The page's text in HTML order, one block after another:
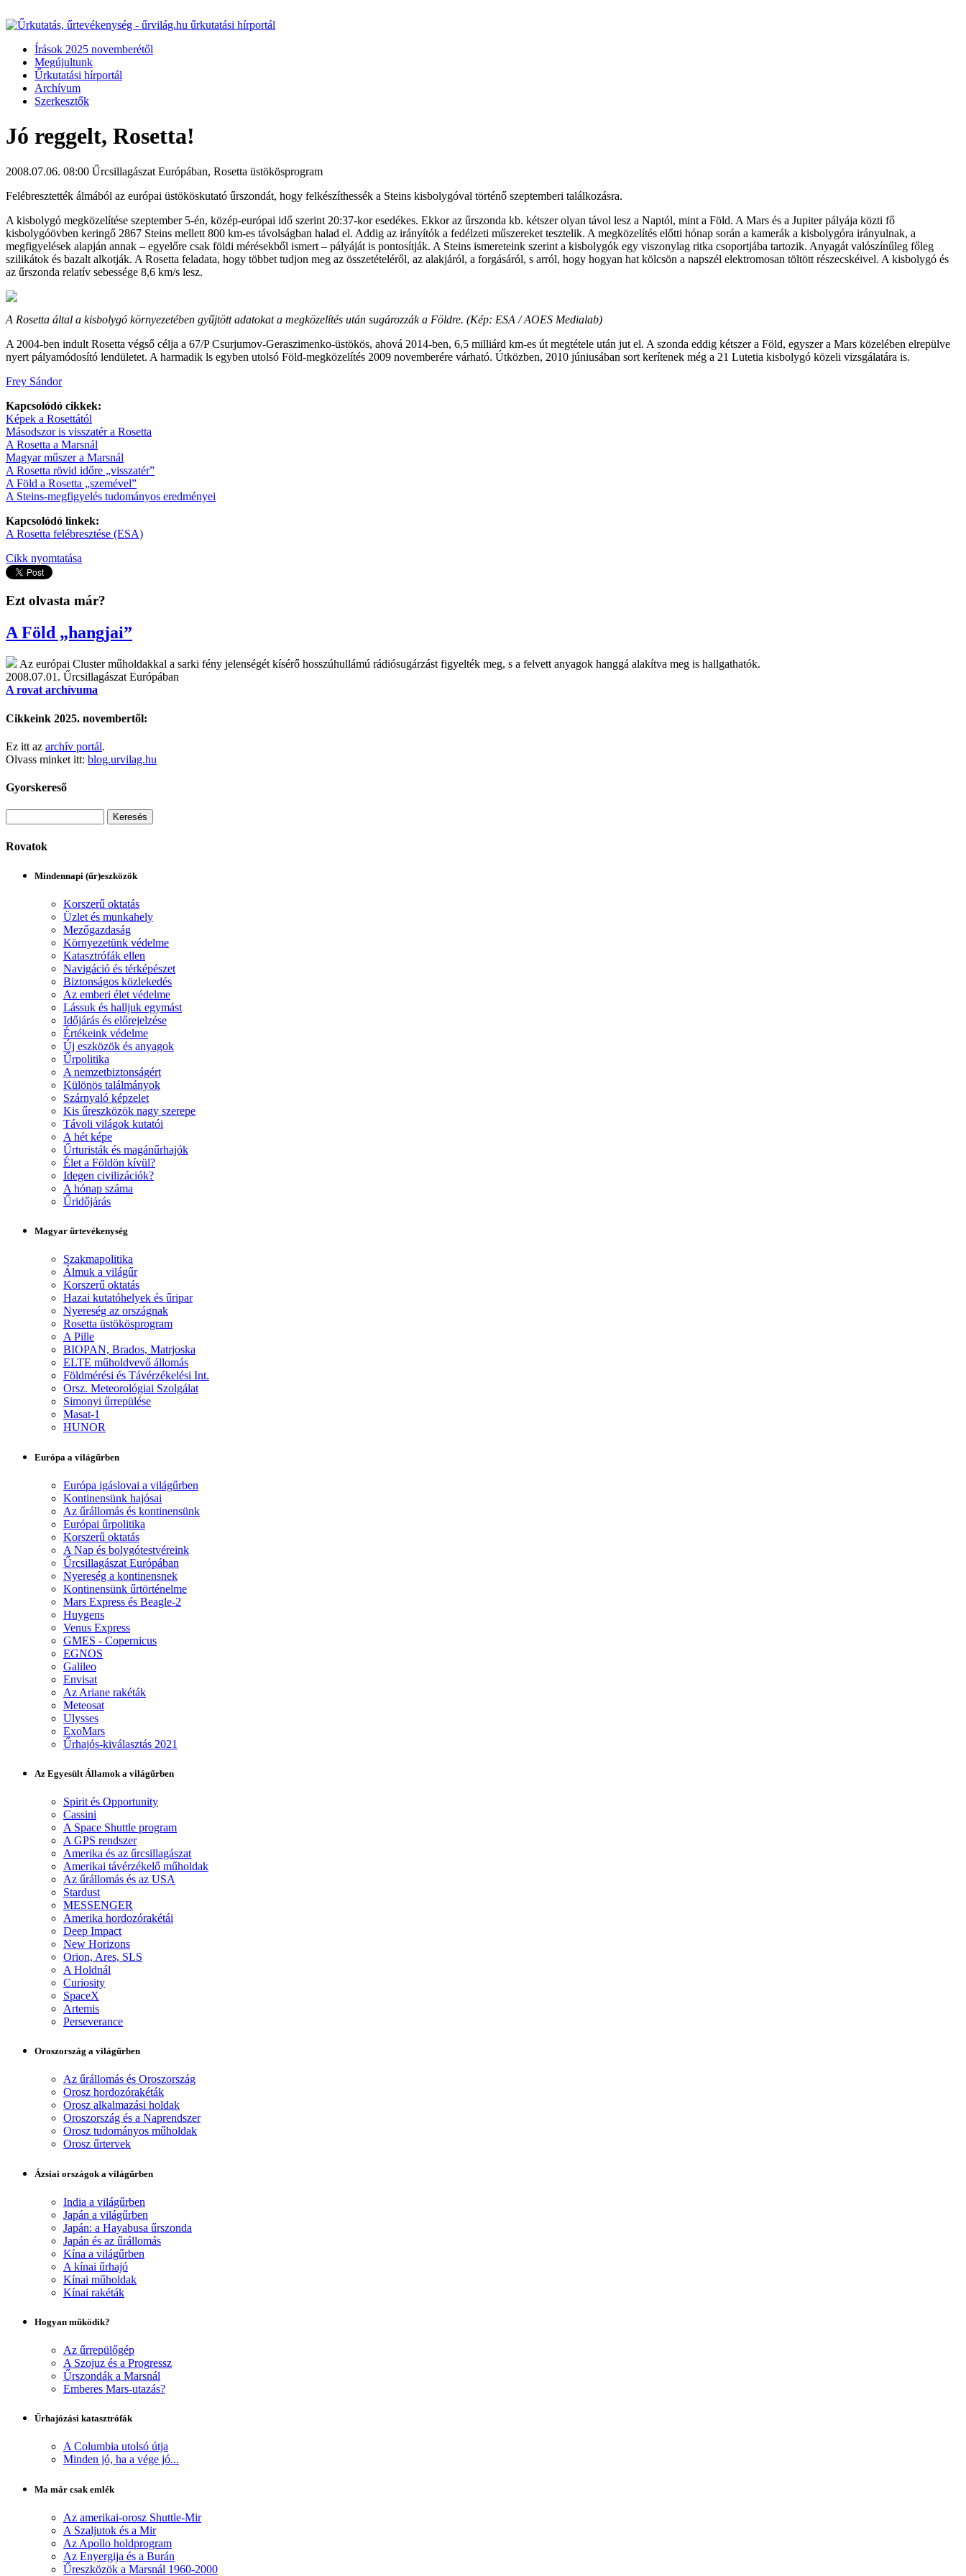
Írások 2025 novemberétől
Megújultunk
Űrkutatási hírportál
Archívum
Szerkesztők
Jó reggelt, Rosetta!
2008.07.06. 08:00 Űrcsillagászat Európában, Rosetta üstökösprogram
Felébresztették álmából az európai üstököskutató űrszondát, hogy felkészíthessék a Steins kisbolygóval történő szeptemberi találkozásra.
A kisbolygó megközelítése szeptember 5-én, közép-európai idő szerint 20:37-kor esedékes. Ekkor az űrszonda kb. kétszer olyan távol lesz a Naptól, mint a Föld. A Mars és a Jupiter pályája közti fő
kisbolygóövben keringő 2867 Steins mellett 800 km-es távolságban halad el. Addig az irányítók a fedélzeti műszereket tesztelik. A megközelítés előtti hónap során a kamerák a kisbolygóra irányulnak, a
megfigyelések alapján annak – egyelőre csak földi mérésekből ismert – pályáját is pontosítják. A Steins ismereteink szerint a kisbolygók egy viszonylag ritka csoportjába tartozik. Anyagát valószínűleg főleg
szilikátok és bazalt alkotják. A Rosetta feladata, hogy többet tudjon meg az összetételéről, az alakjáról, a forgásáról, s arról, hogy hogyan hat kölcsön a napszél elektromosan töltött részecskéivel. A kisbolygó és
az űrszonda relatív sebessége 8,6 km/s lesz.
A Rosetta által a kisbolygó környezetében gyűjtött adatokat a megközelítés után sugározzák a Földre. (Kép: ESA / AOES Medialab)
A 2004-ben indult Rosetta végső célja a 67/P Csurjumov-Geraszimenko-üstökös, ahová 2014-ben, 6,5 milliárd km-es út megtétele után jut el. A szonda eddig kétszer a Föld, egyszer a Mars közelében elrepülve
nyert pályamódosító lendületet. A harmadik ls egyben utolsó Föld-megközelítés 2009 novemberére várható. Útközben, 2010 júniusában sort kerítenek még a 21 Lutetia kisbolygó közeli vizsgálatára is.
Frey Sándor
Kapcsolódó cikkek:
Képek a Rosettától
Másodszor is visszatér a Rosetta
A Rosetta a Marsnál
Magyar műszer a Marsnál
A Rosetta rövid időre „visszatér”
A Föld a Rosetta „szemével”
A Steins-megfigyelés tudományos eredményei
Kapcsolódó linkek:
A Rosetta felébresztése (ESA)
Cikk nyomtatása
Ezt olvasta már?
A Föld „hangjai”
Az európai Cluster műholdakkal a sarki fény jelenségét kísérő hosszúhullámú rádiósugárzást figyelték meg, s a felvett anyagok hanggá alakítva meg is hallgathatók.
2008.07.01. Űrcsillagászat Európában
A rovat archívuma
Cikkeink 2025. novembertől:
Ez itt az archív portál.
Olvass minket itt: blog.urvilag.hu
Gyorskereső
Rovatok
Mindennapi (űr)eszközök
Korszerű oktatás
Üzlet és munkahely
Mezőgazdaság
Környezetünk védelme
Katasztrófák ellen
Navigáció és térképészet
Biztonságos közlekedés
Az emberi élet védelme
Lássuk és halljuk egymást
Időjárás és előrejelzése
Értékeink védelme
Új eszközök és anyagok
Űrpolitika
A nemzetbiztonságért
Különös találmányok
Szárnyaló képzelet
Kis űreszközök nagy szerepe
Távoli világok kutatói
A hét képe
Űrturisták és magánűrhajók
Élet a Földön kívül?
Idegen civilizációk?
A hónap száma
Űridőjárás
Magyar űrtevékenység
Szakmapolitika
Álmuk a világűr
Korszerű oktatás
Hazai kutatóhelyek és űripar
Nyereség az országnak
Rosetta üstökösprogram
A Pille
BIOPAN, Brados, Matrjoska
ELTE műholdvevő állomás
Földmérési és Távérzékelési Int.
Orsz. Meteorológiai Szolgálat
Simonyi űrrepülése
Masat-1
HUNOR
Európa a világűrben
Európa igáslovai a világűrben
Kontinensünk hajósai
Az űrállomás és kontinensünk
Európai űrpolitika
Korszerű oktatás
A Nap és bolygótestvéreink
Űrcsillagászat Európában
Nyereség a kontinensnek
Kontinensünk űrtörténelme
Mars Express és Beagle-2
Huygens
Venus Express
GMES - Copernicus
EGNOS
Galileo
Envisat
Az Ariane rakéták
Meteosat
Ulysses
ExoMars
Űrhajós-kiválasztás 2021
Az Egyesült Államok a világűrben
Spirit és Opportunity
Cassini
A Space Shuttle program
A GPS rendszer
Amerika és az űrcsillagászat
Amerikai távérzékelő műholdak
Az űrállomás és az USA
Stardust
MESSENGER
Amerika hordozórakétái
Deep Impact
New Horizons
Orion, Ares, SLS
A Holdnál
Curiosity
SpaceX
Artemis
Perseverance
Oroszország a világűrben
Az űrállomás és Oroszország
Orosz hordozórakéták
Orosz alkalmazási holdak
Oroszország és a Naprendszer
Orosz tudományos műholdak
Orosz űrtervek
Ázsiai országok a világűrben
India a világűrben
Japán a világűrben
Japán: a Hayabusa űrszonda
Japán és az űrállomás
Kína a világűrben
A kínai űrhajó
Kínai műholdak
Kínai rakéták
Hogyan működik?
Az űrrepülőgép
A Szojuz és a Progressz
Űrszondák a Marsnál
Emberes Mars-utazás?
Űrhajózási katasztrófák
A Columbia utolsó útja
Minden jó, ha a vége jó...
Ma már csak emlék
Az amerikai-orosz Shuttle-Mir
A Szaljutok és a Mir
Az Apollo holdprogram
Az Enyergija és a Burán
Űreszközök a Marsnál 1960-2000